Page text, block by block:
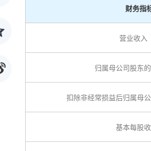
财务指
营业收入
归属母公司股东
扣除非经常损益后归属母
基本每股收